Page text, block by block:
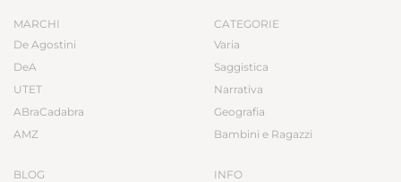
MARCHI
De Agostini
DeA
UTET
ABraCadabra
AMZ
BLOG
CATEGORIE
Varia
Saggistica
Narrativa
Geografia
Bambini e Ragazzi
INFO